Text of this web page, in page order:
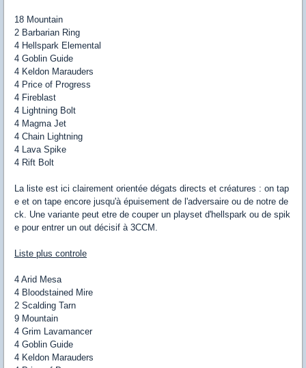
18 Mountain
2 Barbarian Ring
4 Hellspark Elemental
4 Goblin Guide
4 Keldon Marauders
4 Price of Progress
4 Fireblast
4 Lightning Bolt
4 Magma Jet
4 Chain Lightning
4 Lava Spike
4 Rift Bolt
La liste est ici clairement orientée dégats directs et créatures : on tap
e et on tape encore jusqu'à épuisement de l'adversaire ou de notre de
ck. Une variante peut etre de couper un playset d'hellspark ou de spik
e pour entrer un out décisif à 3CCM.
Liste plus controle
4 Arid Mesa
4 Bloodstained Mire
2 Scalding Tarn
9 Mountain
4 Grim Lavamancer
4 Goblin Guide
4 Keldon Marauders